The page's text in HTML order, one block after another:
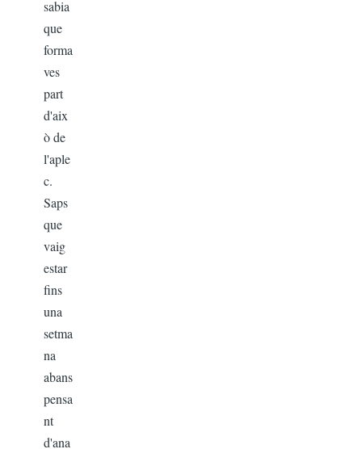
sabia
que
forma
ves
part
d'aix
ò de
l'aple
c.
Saps
que
vaig
estar
fins
una
setma
na
abans
pensa
nt
d'ana